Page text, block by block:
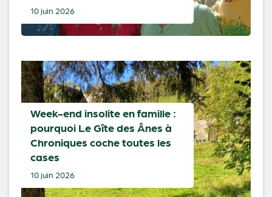
10 juin 2026
Week-end insolite en famille :
pourquoi Le Gîte des Ânes à
Chroniques coche toutes les
cases
10 juin 2026